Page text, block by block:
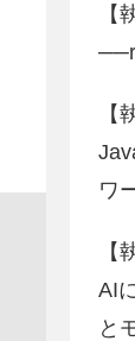
【
【
ワ
【
AI
と